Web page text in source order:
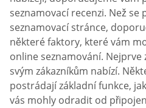
seznamovací recenzi. Než se
seznamovací stránce,
některé faktory, které vám
online seznamování. Nejprve
svým zákazníkům nabízí.
postrádají základní funkce,
vás mohly odradit od